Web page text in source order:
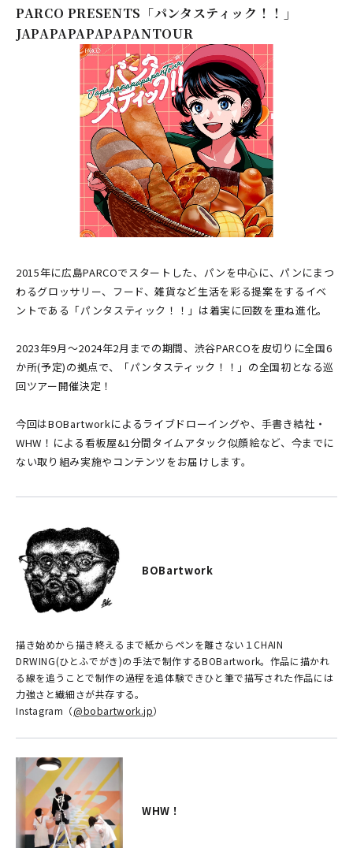
PARCO PRESENTS「パンタスティック！！」
JAPAPAPAPAPAPANTOUR
2015年に広島PARCOでスタートした、パンを中心に、パンにまつ
わるグロッサリー、フード、雑貨など生活を彩る提案をするイベ
ントである「パンタスティック！！」は着実に回数を重ね進化。
2023年9月～2024年2月までの期間、渋谷PARCOを皮切りに全国6
か所(予定)の拠点で、「パンタスティック！！」の全国初となる巡
回ツアー開催決定！
今回はBOBartworkによるライブドローイングや、手書き結社・
WHW！による看板屋&1分間タイムアタック似顔絵など、今までに
ない取り組み実施やコンテンツをお届けします。
BOBartwork
描き始めから描き終えるまで紙からペンを離さない１CHAIN
DRWING(ひとふでがき)の手法で制作するBOBartwork。作品に描かれ
る線を追うことで制作の過程を追体験できひと筆で描写された作品には
力強さと繊細さが共存する。
Instagram（@bobartwork.jp）
WHW！